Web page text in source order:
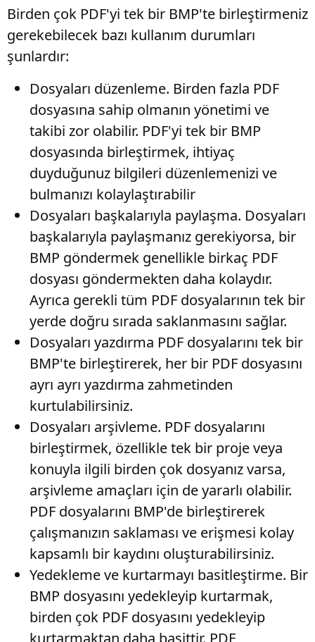
Birden çok PDF'yi tek bir BMP'te birleştirmeniz
gerekebilecek bazı kullanım durumları
şunlardır:
Dosyaları düzenleme. Birden fazla PDF
dosyasına sahip olmanın yönetimi ve
takibi zor olabilir. PDF'yi tek bir BMP
dosyasında birleştirmek, ihtiyaç
duyduğunuz bilgileri düzenlemenizi ve
bulmanızı kolaylaştırabilir
Dosyaları başkalarıyla paylaşma. Dosyaları
başkalarıyla paylaşmanız gerekiyorsa, bir
BMP göndermek genellikle birkaç PDF
dosyası göndermekten daha kolaydır.
Ayrıca gerekli tüm PDF dosyalarının tek bir
yerde doğru sırada saklanmasını sağlar.
Dosyaları yazdırma PDF dosyalarını tek bir
BMP'te birleştirerek, her bir PDF dosyasını
ayrı ayrı yazdırma zahmetinden
kurtulabilirsiniz.
Dosyaları arşivleme. PDF dosyalarını
birleştirmek, özellikle tek bir proje veya
konuyla ilgili birden çok dosyanız varsa,
arşivleme amaçları için de yararlı olabilir.
PDF dosyalarını BMP'de birleştirerek
çalışmanızın saklaması ve erişmesi kolay
kapsamlı bir kaydını oluşturabilirsiniz.
Yedekleme ve kurtarmayı basitleştirme. Bir
BMP dosyasını yedekleyip kurtarmak,
birden çok PDF dosyasını yedekleyip
kurtarmaktan daha basittir. PDF